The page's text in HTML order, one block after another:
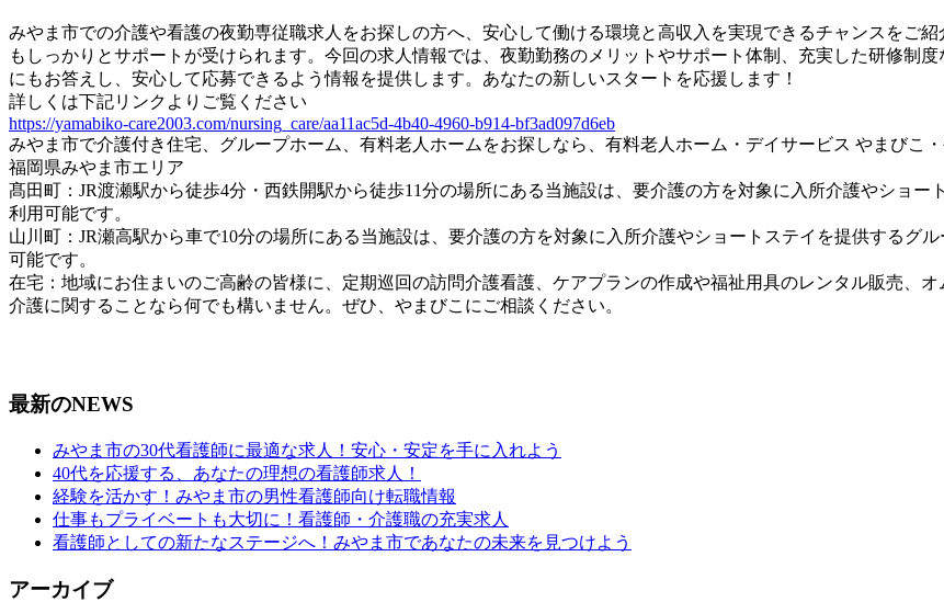
みやま市での介護や看護の夜勤専従職求人をお探しの方へ、安心して働ける環境と高収入を実現できるチャンスをご
もしっかりとサポートが受けられます。今回の求人情報では、夜勤勤務のメリットやサポート体制、充実した研修制
にもお答えし、安心して応募できるよう情報を提供します。あなたの新しいスタートを応援します！
詳しくは下記リンクよりご覧ください
https://yamabiko-care2003.com/nursing_care/aa11ac5d-4b40-4960-b914-bf3ad097d6eb
みやま市で介護付き住宅、グループホーム、有料老人ホームをお探しなら、有料老人ホーム・デイサービス やまびこ
福岡県みやま市エリア
髙田町：JR渡瀬駅から徒歩4分・西鉄開駅から徒歩11分の場所にある当施設は、要介護の方を対象に入所介護やショ
利用可能です。
山川町：JR瀬高駅から車で10分の場所にある当施設は、要介護の方を対象に入所介護やショートステイを提供するグ
可能です。
在宅：地域にお住まいのご高齢の皆様に、定期巡回の訪問介護看護、ケアプランの作成や福祉用具のレンタル販売、
介護に関することなら何でも構いません。ぜひ、やまびこにご相談ください。
最新のNEWS
みやま市の30代看護師に最適な求人！安心・安定を手に入れよう
40代を応援する、あなたの理想の看護師求人！
経験を活かす！みやま市の男性看護師向け転職情報
仕事もプライベートも大切に！看護師・介護職の充実求人
看護師としての新たなステージへ！みやま市であなたの未来を見つけよう
アーカイブ